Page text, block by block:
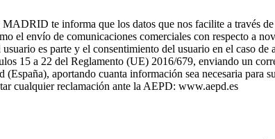
te informa que los datos que nos facilite a través de
envío de comunicaciones comerciales con respecto a
es parte y el consentimiento del usuario en el caso de
15 a 22 del Reglamento (UE) 2016/679, enviando un
aportando cuanta información sea necesaria para
cualquier reclamación ante la AEPD: www.aepd.es